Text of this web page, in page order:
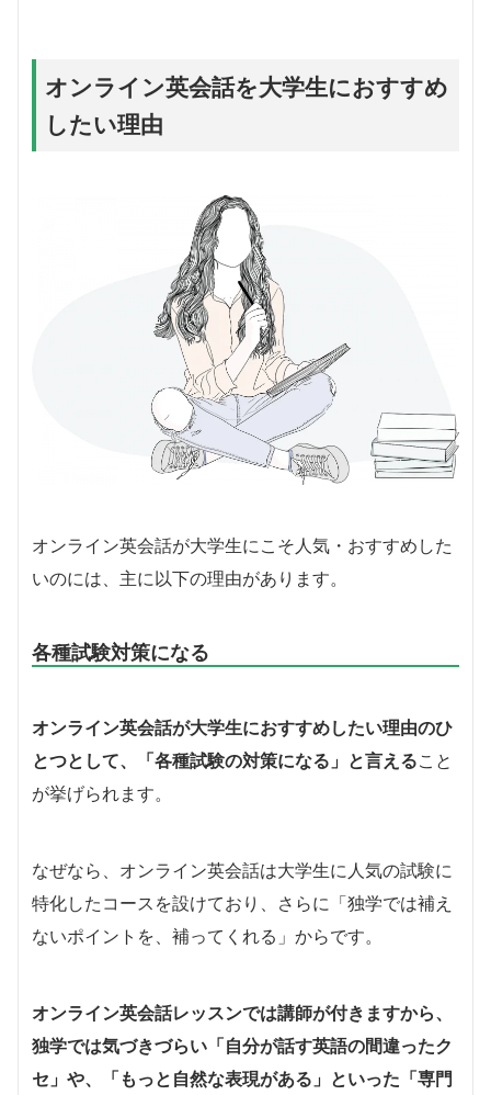
オンライン英会話を大学生におすすめ
したい理由
オンライン英会話が大学生にこそ人気・おすすめした
いのには、主に以下の理由があります。
各種試験対策になる
オンライン英会話が大学生におすすめしたい理由のひ
とつとして、「各種試験の対策になる」と言えること
が挙げられます。
なぜなら、オンライン英会話は大学生に人気の試験に
特化したコースを設けており、さらに「独学では補え
ないポイントを、補ってくれる」からです。
オンライン英会話レッスンでは講師が付きますから、
独学では気づきづらい「自分が話す英語の間違ったク
セ」や、「もっと自然な表現がある」といった「専門